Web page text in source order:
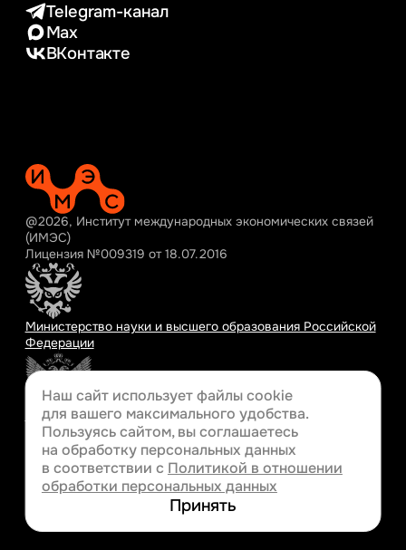
Telegram-канал
Max
ВКонтакте
@2026, Институт международных экономических связей
(ИМЭС)
Лицензия №009319 от 18.07.2016
Министерство науки и высшего образования Российской
Федерации
Министерство просвещения Российской Федерации
Разработка сайта
Наш сайт использует файлы cookie
для вашего максимального удобства.
Пользуясь сайтом, вы соглашаетесь
на обработку персональных данных
в соответствии с Политикой в отношении
обработки персональных данных
Принять